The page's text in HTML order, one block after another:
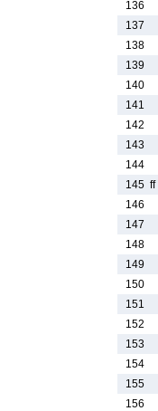
136
137
138
139
140
141
142
143
144
145 ff
146
147
148
149
150
151
152
153
154
155
156